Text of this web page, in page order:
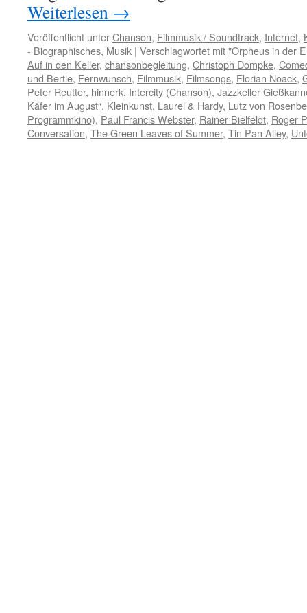
Weiterlesen →
Veröffentlicht unterChanson, Filmmusik / Soundtrack, Internet,
- Biographisches, Musik | Verschlagwortet mit"Orpheus in der
Auf in den Keller, chansonbegleitung, Christoph Dompke,
und Bertie, Fernwunsch, Filmmusik, Filmsongs, Florian Noack,
Peter Reutter, hinnerk, Intercity (Chanson), Jazzkeller
Käfer im August“, Kleinkunst, Laurel & Hardy, Lutz von
Programmkino), Paul Francis Webster, Rainer Bielfeldt, Roger
Conversation, The Green Leaves of Summer, Tin Pan Alley,